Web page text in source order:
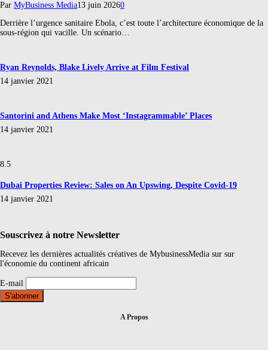
Par MyBusiness Media13 juin 20260
Derrière l’urgence sanitaire Ebola, c’est toute l’architecture économique de la
sous-région qui vacille. Un scénario…
Ryan Reynolds, Blake Lively Arrive at Film Festival
14 janvier 2021
Santorini and Athens Make Most ‘Instagrammable’ Places
14 janvier 2021
8.5
Dubai Properties Review: Sales on An Upswing, Despite Covid-19
14 janvier 2021
Souscrivez à notre Newsletter
Recevez les dernières actualités créatives de MybusinessMedia sur sur
l'économie du continent africain
E-mail
A Propos